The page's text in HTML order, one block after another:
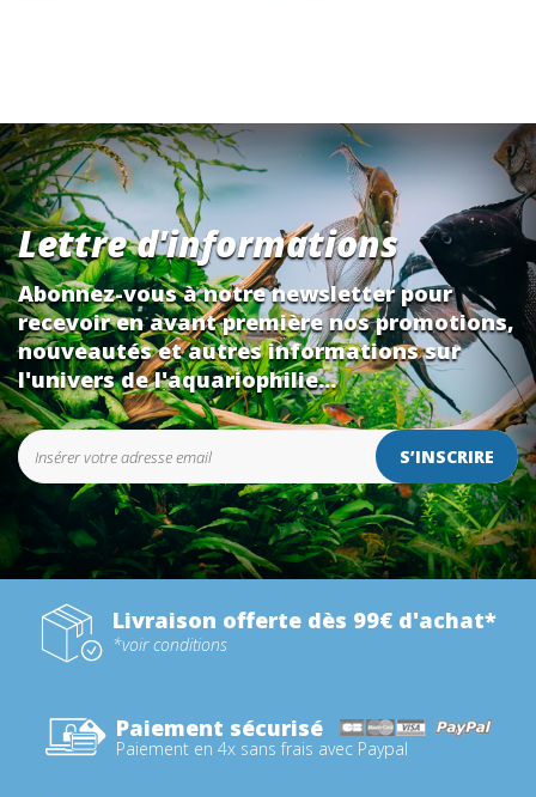
Lettre d'informations
Abonnez-vous à notre newsletter pour
recevoir en avant première nos promotions,
nouveautés et autres informations sur
l'univers de l'aquariophilie...
S’INSCRIRE
Livraison offerte dès 99€ d'achat*
*voir conditions
Paiement sécurisé
Paiement en 4x sans frais avec Paypal